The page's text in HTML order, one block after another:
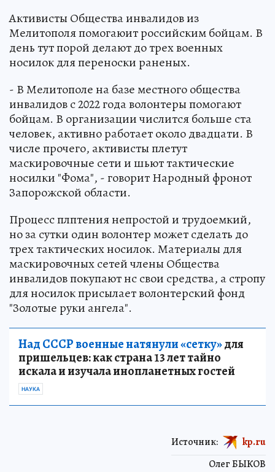
Активисты Общества инвалидов из
Мелитополя помогаюит российским бойцам. В
день тут порой делают до трех военных
носилок для переноски раненых.
- В Мелитополе на базе местного общества
инвалидов с 2022 года волонтеры помогают
бойцам. В организации числится больше ста
человек, активно работает около двадцати. В
числе прочего, активисты плетут
маскировочные сети и шьют тактические
носилки "Фома", - говорит Народный фронот
Запорожской области.
Процесс плптения непростой и трудоемкий,
но за сутки один волонтер может сделать до
трех тактических носилок. Материалы для
маскировочных сетей члены Общества
инвалидов покупают нс свои средства, а стропу
для носилок присылает волонтерский фонд
"Золотые руки ангела".
Над СССР военные натянули «сетку»для
пришельцев: как страна 13 лет тайно
искала и изучала инопланетных гостей
НАУКА
Олег БЫКОВ
Источник: kp.ru